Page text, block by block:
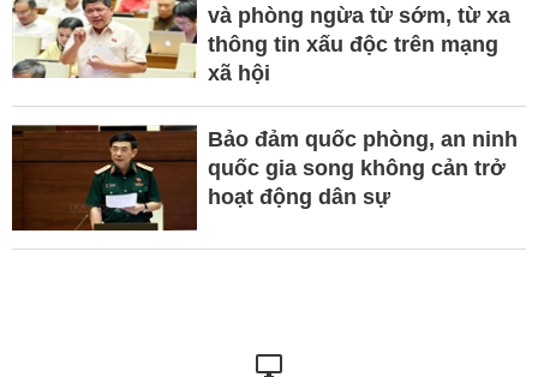
và phòng ngừa từ sớm, từ xa
thông tin xấu độc trên mạng
xã hội
Bảo đảm quốc phòng, an ninh
quốc gia song không cản trở
hoạt động dân sự